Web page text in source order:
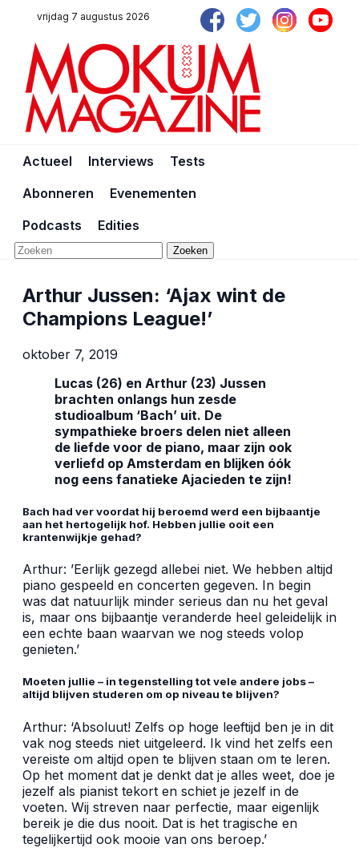
vrijdag 7 augustus 2026
Actueel Interviews
Tests
Abonneren
Evenementen
Podcasts
Edities
Zoeken
Arthur Jussen: ‘Ajax wint de
Champions League!’
oktober 7, 2019
Lucas (26) en Arthur (23) Jussen
brachten onlangs hun zesde
studioalbum ‘Bach’ uit. De
sympathieke broers delen niet alleen
de liefde voor de piano, maar zijn ook
verliefd op Amsterdam en blijken óók
nog eens fanatieke Ajacieden te zijn!
Bach had ver voordat hij beroemd werd een bijbaantje
aan het hertogelijk hof. Hebben jullie ooit een
krantenwijkje gehad?
Arthur: ’Eerlijk gezegd allebei niet. We hebben altijd
piano gespeeld en concerten gegeven. In begin
was dat natuurlijk minder serieus dan nu het geval
is, maar ons bijbaantje veranderde heel geleidelijk in
een echte baan waarvan we nog steeds volop
genieten.’
Moeten jullie – in tegenstelling tot vele andere jobs –
altijd blijven studeren om op niveau te blijven?
Arthur: ‘Absoluut! Zelfs op hoge leeftijd ben je in dit
vak nog steeds niet uitgeleerd. Ik vind het zelfs een
vereiste om altijd open te blijven staan om te leren.
Op het moment dat je denkt dat je alles weet, doe je
jezelf als pianist tekort en schiet je jezelf in de
voeten. Wij streven naar perfectie, maar eigenlijk
bereik je die dus nooit. Dat is het tragische en
tegelijkertijd ook mooie van ons beroep.’